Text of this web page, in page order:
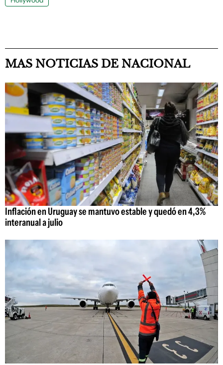
MAS NOTICIAS DE NACIONAL
Inflación en Uruguay se mantuvo estable y quedó en 4,3%
interanual a julio